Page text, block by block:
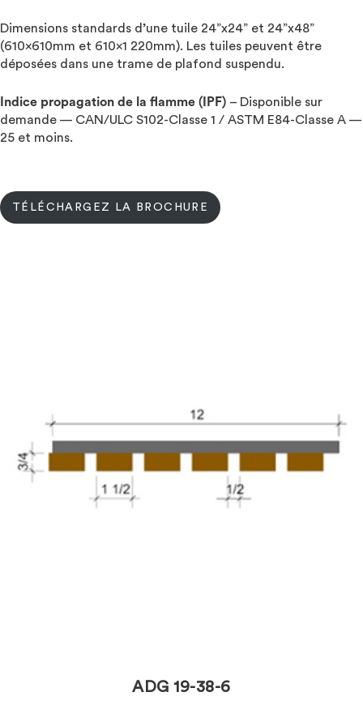
Dimensions standards d’une tuile 24”x24” et 24”x48”
(610x610mm et 610×1 220mm). Les tuiles peuvent être
déposées dans une trame de plafond suspendu.
Indice propagation de la flamme (IPF) – Disponible sur
demande — CAN/ULC S102-Classe 1 / ASTM E84-Classe A —
25 et moins.
TÉLÉCHARGEZ LA BROCHURE
ADG 19-38-6